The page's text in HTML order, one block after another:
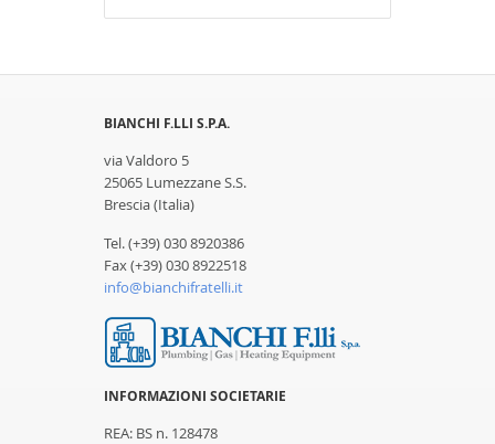
BIANCHI F.LLI S.P.A.
via Valdoro 5
25065 Lumezzane S.S.
Brescia (Italia)
Tel. (+39) 030 8920386
Fax (+39) 030 8922518
info@bianchifratelli.it
INFORMAZIONI SOCIETARIE
REA: BS n. 128478